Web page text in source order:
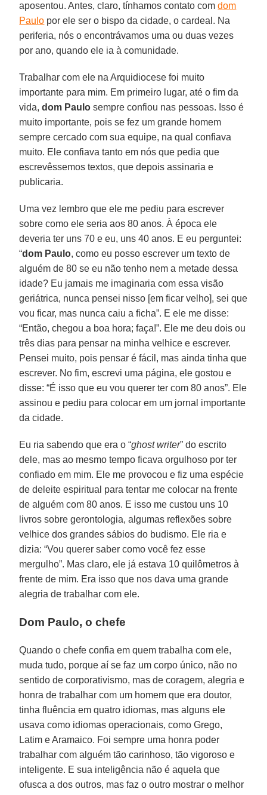
aposentou. Antes, claro, tínhamos contato comdom
Paulo por ele ser o bispo da cidade, o cardeal. Na
periferia, nós o encontrávamos uma ou duas vezes
por ano, quando ele ia à comunidade.
Trabalhar com ele na Arquidiocese foi muito
importante para mim. Em primeiro lugar, até o fim da
vida,dom Paulo sempre confiou nas pessoas. Isso é
muito importante, pois se fez um grande homem
sempre cercado com sua equipe, na qual confiava
muito. Ele confiava tanto em nós que pedia que
escrevêssemos textos, que depois assinaria e
publicaria.
Uma vez lembro que ele me pediu para escrever
sobre como ele seria aos 80 anos. À época ele
deveria ter uns 70 e eu, uns 40 anos. E eu perguntei:
“dom Paulo, como eu posso escrever um texto de
alguém de 80 se eu não tenho nem a metade dessa
idade? Eu jamais me imaginaria com essa visão
geriátrica, nunca pensei nisso [em ficar velho], sei que
vou ficar, mas nunca caiu a ficha”. E ele me disse:
“Então, chegou a boa hora; faça!”. Ele me deu dois ou
três dias para pensar na minha velhice e escrever.
Pensei muito, pois pensar é fácil, mas ainda tinha que
escrever. No fim, escrevi uma página, ele gostou e
disse: “É isso que eu vou querer ter com 80 anos”. Ele
assinou e pediu para colocar em um jornal importante
da cidade.
Eu ria sabendo que era o “ghost writer” do escrito
dele, mas ao mesmo tempo ficava orgulhoso por ter
confiado em mim. Ele me provocou e fiz uma espécie
de deleite espiritual para tentar me colocar na frente
de alguém com 80 anos. E isso me custou uns 10
livros sobre gerontologia, algumas reflexões sobre
velhice dos grandes sábios do budismo. Ele ria e
dizia: “Vou querer saber como você fez esse
mergulho”. Mas claro, ele já estava 10 quilômetros à
frente de mim. Era isso que nos dava uma grande
alegria de trabalhar com ele.
Dom Paulo, o chefe
Quando o chefe confia em quem trabalha com ele,
muda tudo, porque aí se faz um corpo único, não no
sentido de corporativismo, mas de coragem, alegria e
honra de trabalhar com um homem que era doutor,
tinha fluência em quatro idiomas, mas alguns ele
usava como idiomas operacionais, como Grego,
Latim e Aramaico. Foi sempre uma honra poder
trabalhar com alguém tão carinhoso, tão vigoroso e
inteligente. E sua inteligência não é aquela que
ofusca a dos outros, mas faz o outro mostrar o melhor